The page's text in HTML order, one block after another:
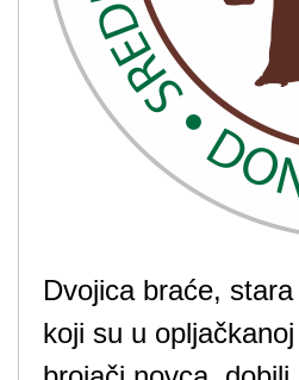
Dvojica braće,
koji su u